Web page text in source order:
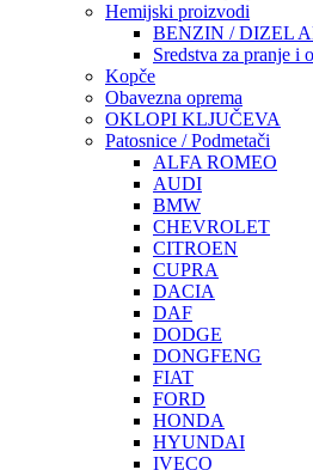
Hemijski proizvodi
BENZIN / DIZEL
Sredstva za pranje i
Kopče
Obavezna oprema
OKLOPI KLJUČEVA
Patosnice / Podmetači
ALFA ROMEO
AUDI
BMW
CHEVROLET
CITROEN
CUPRA
DACIA
DAF
DODGE
DONGFENG
FIAT
FORD
HONDA
HYUNDAI
IVECO